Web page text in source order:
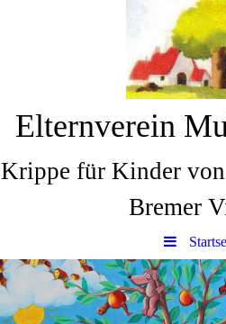
Elternverein
Krippe für Kinder
Bremer